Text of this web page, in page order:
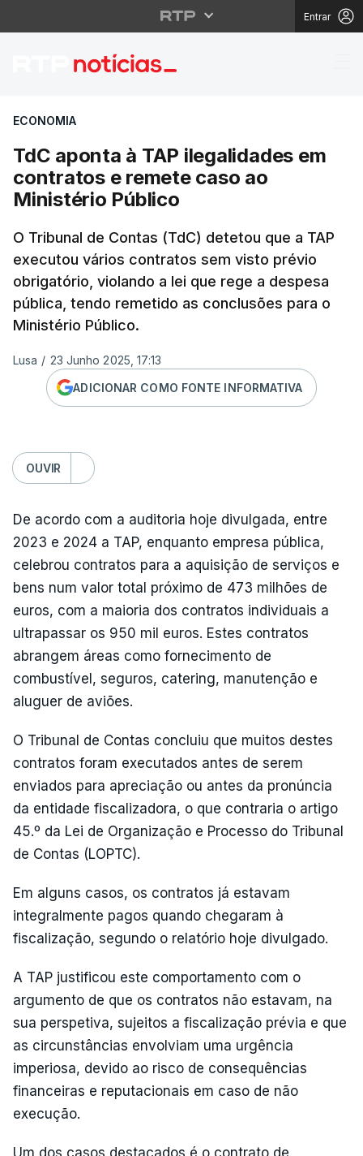
Entrar
TdC aponta à TAP
ECONOMIA
TdC aponta à TAP ilegalidades em
contratos e remete caso ao
Ministério Público
O Tribunal de Contas (TdC) detetou que a TAP
executou vários contratos sem visto prévio
obrigatório, violando a lei que rege a despesa
pública, tendo remetido as conclusões para o
Ministério Público.
Lusa / 23 Junho 2025, 17:13
ADICIONAR COMO FONTE INFORMATIVA
OUVIR
De acordo com a auditoria hoje divulgada, entre
2023 e 2024 a TAP, enquanto empresa pública,
celebrou contratos para a aquisição de serviços e
bens num valor total próximo de 473 milhões de
euros, com a maioria dos contratos individuais a
ultrapassar os 950 mil euros. Estes contratos
abrangem áreas como fornecimento de
combustível, seguros, catering, manutenção e
aluguer de aviões.
O Tribunal de Contas concluiu que muitos destes
contratos foram executados antes de serem
enviados para apreciação ou antes da pronúncia
da entidade fiscalizadora, o que contraria o artigo
45.º da Lei de Organização e Processo do Tribunal
de Contas (LOPTC).
Em alguns casos, os contratos já estavam
integralmente pagos quando chegaram à
fiscalização, segundo o relatório hoje divulgado.
A TAP justificou este comportamento com o
argumento de que os contratos não estavam, na
sua perspetiva, sujeitos a fiscalização prévia e que
as circunstâncias envolviam uma urgência
imperiosa, devido ao risco de consequências
financeiras e reputacionais em caso de não
execução.
Um dos casos destacados é o contrato de